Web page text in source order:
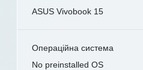
ASUS Vivobook 15
Операційна система
No preinstalled OS